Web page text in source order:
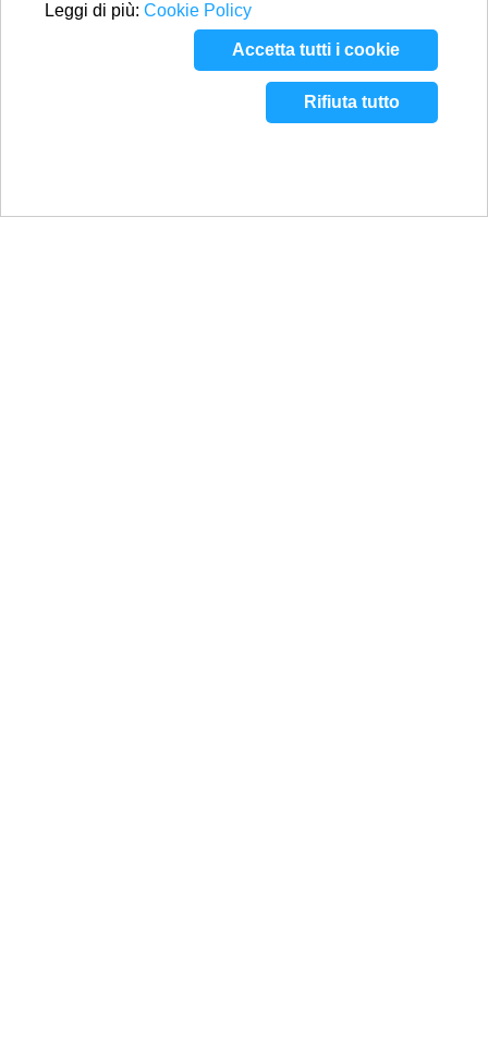
Leggi di più: Cookie Policy
Accetta tutti i cookie
Rifiuta tutto